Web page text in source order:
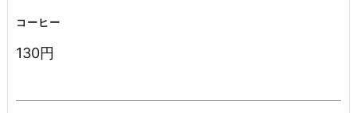
コーヒー
130円